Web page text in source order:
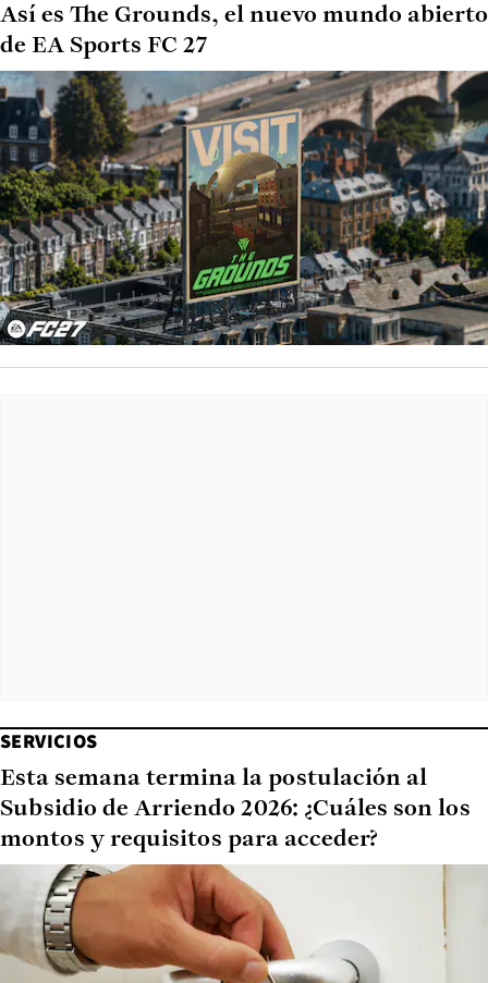
Así es The Grounds, el nuevo mundo abierto
de EA Sports FC 27
SERVICIOS
Esta semana termina la postulación al
Subsidio de Arriendo 2026: ¿Cuáles son los
montos y requisitos para acceder?